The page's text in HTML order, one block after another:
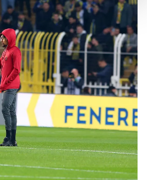
bu çerezlere izin vermedikleri
reklamlar
için İnternet
kişilere ait çerezler
vasıtasıyla çeşitli kişisel
olan çerezler bilgi
amacıyla
sitemizin daha işlevsel
ve sizlere yönelik
yapılması, amaçlarıyla